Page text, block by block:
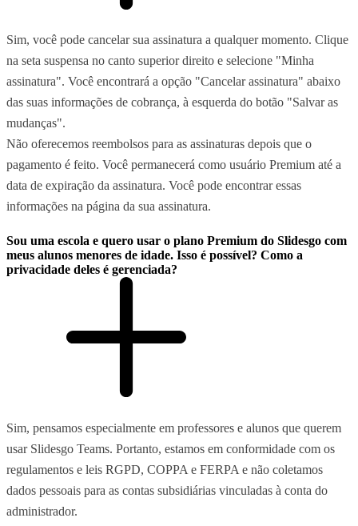
Sim, você pode cancelar sua assinatura a qualquer momento. Clique
na seta suspensa no canto superior direito e selecione "Minha
assinatura". Você encontrará a opção "Cancelar assinatura" abaixo
das suas informações de cobrança, à esquerda do botão "Salvar as
mudanças".
Não oferecemos reembolsos para as assinaturas depois que o
pagamento é feito. Você permanecerá como usuário Premium até a
data de expiração da assinatura. Você pode encontrar essas
informações na página da sua assinatura.
Sou uma escola e quero usar o plano Premium do Slidesgo com
meus alunos menores de idade. Isso é possível? Como a
privacidade deles é gerenciada?
Sim, pensamos especialmente em professores e alunos que querem
usar Slidesgo Teams. Portanto, estamos em conformidade com os
regulamentos e leis RGPD, COPPA e FERPA e não coletamos
dados pessoais para as contas subsidiárias vinculadas à conta do
administrador.